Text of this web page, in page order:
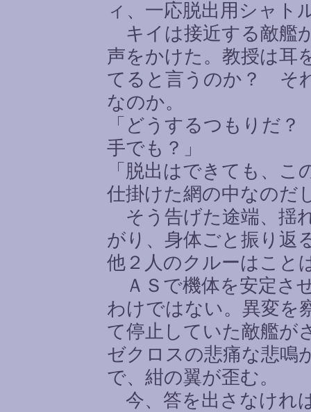
ィ、一応脱出用シャト
キイは接近する敵艦
声をかけた。教授は耳
てると言うのか？ そ
なのか。
「どうするつもりだ
手でも？」
「脱出はできても、
仕掛けた網の中なのだ
そう告げた途端、揺
がり、身体ごと振り返
他２人のクルーはこと
ＡＳで機体を安定さ
わけではない。異変を
て停止していた敵艦が
ゼクロスの悲痛な悲鳴
で、紺の翼が歪む。
今、答を出さなけれ